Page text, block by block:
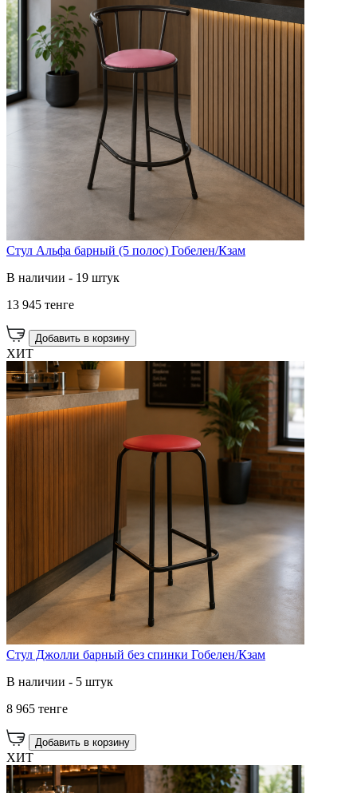
Стул Альфа барный (5 полос) Гобелен/Кзам
В наличии - 19 штук
13 945 тенге
Добавить в корзину
ХИТ
Стул Джолли барный без спинки Гобелен/Кзам
В наличии - 5 штук
8 965 тенге
Добавить в корзину
ХИТ